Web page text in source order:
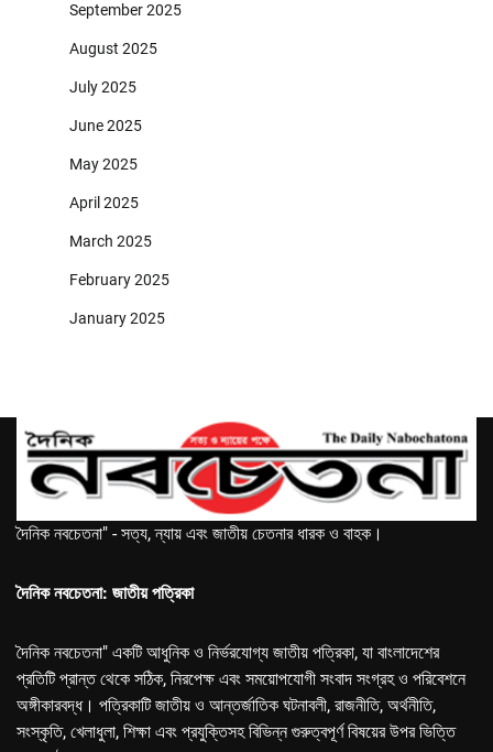
September 2025
August 2025
July 2025
June 2025
May 2025
April 2025
March 2025
February 2025
January 2025
দৈনিক নবচেতনা" - সত্য, ন্যায় এবং জাতীয় চেতনার ধারক ও বাহক।
দৈনিক নবচেতনা: জাতীয় পত্রিকা
দৈনিক নবচেতনা" একটি আধুনিক ও নির্ভরযোগ্য জাতীয় পত্রিকা, যা বাংলাদেশের
প্রতিটি প্রান্ত থেকে সঠিক, নিরপেক্ষ এবং সময়োপযোগী সংবাদ সংগ্রহ ও পরিবেশনে
অঙ্গীকারবদ্ধ। পত্রিকাটি জাতীয় ও আন্তর্জাতিক ঘটনাবলী, রাজনীতি, অর্থনীতি,
সংস্কৃতি, খেলাধুলা, শিক্ষা এবং প্রযুক্তিসহ বিভিন্ন গুরুত্বপূর্ণ বিষয়ের উপর ভিত্তি